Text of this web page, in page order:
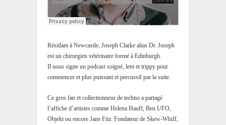
Résidant à Newcastle, Joseph Clarke alias Dr. Joseph
est un chirurgien vétérinaire formé à Edinburgh.
Il nous signe un podcast soigné, lent et trippy pour
commencer et plus puissant et percussif par la suite.
Ce gros fan et collectionneur de techno a partagé
l’affiche d’artistes comme Helena Hauff, Ben UFO,
Objekt ou encore Jane Fitz. Fondateur de Skew-Whiff,